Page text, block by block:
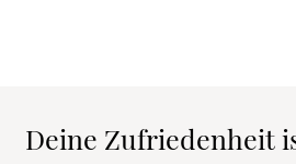
Deine Zufriedenheit